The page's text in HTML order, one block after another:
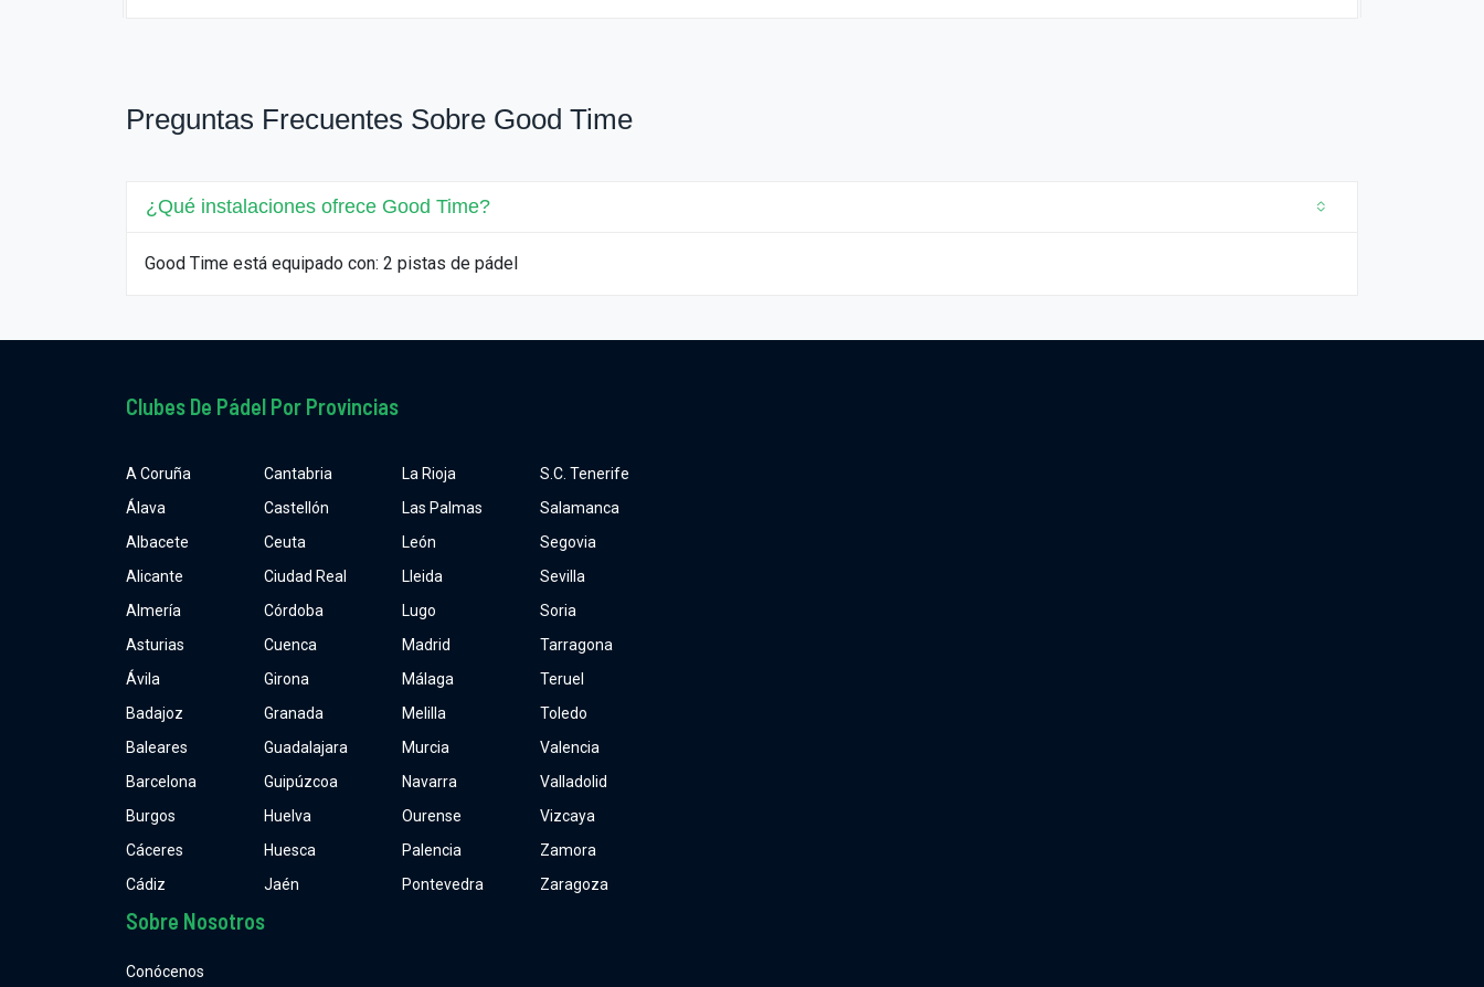
Preguntas Frecuentes Sobre Good Time
¿Qué instalaciones ofrece Good Time?
Good Time está equipado con: 2 pistas de pádel
Clubes De Pádel Por Provincias
A Coruña
Álava
Albacete
Alicante
Almería
Asturias
Ávila
Badajoz
Baleares
Barcelona
Burgos
Cáceres
Cádiz
Cantabria
Castellón
Ceuta
Ciudad Real
Córdoba
Cuenca
Girona
Granada
Guadalajara
Guipúzcoa
Huelva
Huesca
Jaén
La Rioja
Las Palmas
León
Lleida
Lugo
Madrid
Málaga
Melilla
Murcia
Navarra
Ourense
Palencia
Pontevedra
S.C. Tenerife
Salamanca
Segovia
Sevilla
Soria
Tarragona
Teruel
Toledo
Valencia
Valladolid
Vizcaya
Zamora
Zaragoza
Sobre Nosotros
Conócenos